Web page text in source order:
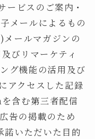
ービスのご案内・
メールによるもの
ールマガジンの
びリマーケティ
グ機能の活用及び
アクセスした記録
含む第三者配信
告の掲載のため
いただいた目的